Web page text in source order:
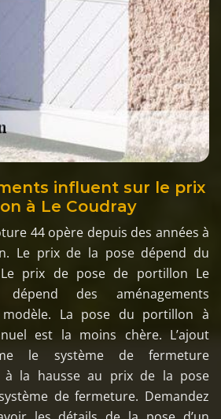
influent sur le prix
à Le Coudray
44 opère depuis des années à
Le prix de la pose dépend du
Le prix de pose de portillon Le
des aménagements
La pose du portillon à
est la moins chère. L’ajout
le système de fermeture
à la hausse au prix de la pose
de fermeture. Demandez